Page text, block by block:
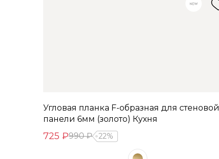
Угловая планка F-образная для стеновой
панели 6мм (золото) Кухня
725 ₽990 ₽ 22%